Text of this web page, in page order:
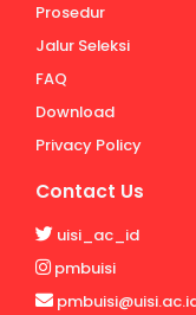
Prosedur
Jalur Seleksi
FAQ
Download
Privacy Policy
Contact Us
uisi_ac_id
pmbuisi